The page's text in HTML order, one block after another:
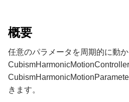
概要
任意のパラメータを周期的に動か
きます。